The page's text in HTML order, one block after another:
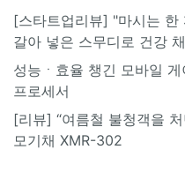
[스타트업리뷰] "마시는 한
갈아 넣은 스무디로 건강
성능ㆍ효율 챙긴 모바일
프로세서
[리뷰] “여름철 불청객을
모기채 XMR-302